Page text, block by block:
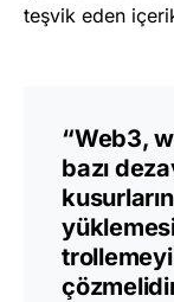
teşvik eden
“Web3,
bazı